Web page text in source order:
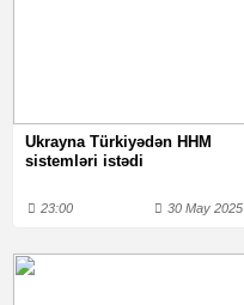
Ukrayna Türkiyədən HHM
sistemləri istədi
23:00 30 May 2025